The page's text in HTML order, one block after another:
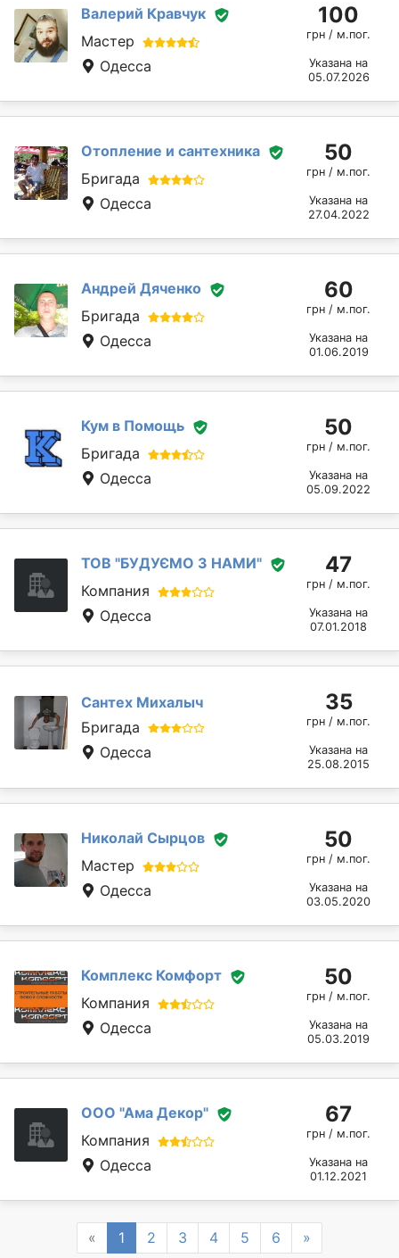
Валерий Кравчук
Мастер
Одесса
100
грн / м.пог.
Указана на
05.07.2026
Отопление и сантехника
Бригада
Одесса
50
грн / м.пог.
Указана на
27.04.2022
Андрей Дяченко
Бригада
Одесса
60
грн / м.пог.
Указана на
01.06.2019
Кум в Помощь
Бригада
Одесса
50
грн / м.пог.
Указана на
05.09.2022
ТОВ "БУДУЄМО З НАМИ"
Компания
Одесса
47
грн / м.пог.
Указана на
07.01.2018
Сантех Михалыч
Бригада
Одесса
35
грн / м.пог.
Указана на
25.08.2015
Николай Cырцов
Мастер
Одесса
50
грн / м.пог.
Указана на
03.05.2020
Комплекс Комфорт
Компания
Одесса
50
грн / м.пог.
Указана на
05.03.2019
ООО "Ама Декор"
Компания
Одесса
67
грн / м.пог.
Указана на
01.12.2021
« Previous
1 2 3 4 5 6 »